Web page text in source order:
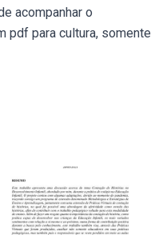
acompanhar o
pdf para cultura, somente